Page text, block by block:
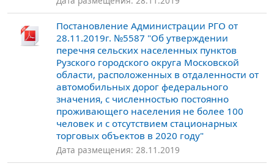
Постановление Администрации РГО от
28.11.2019г. №5587 "Об утверждении
перечня сельских населенных пунктов
Рузского городского округа Московской
области, расположенных в отдаленности от
автомобильных дорог федерального
значения, с численностью постоянно
проживающего населения не более 100
человек и с отсутствием стационарных
торговых объектов в 2020 году"
Дата размещения: 28.11.2019